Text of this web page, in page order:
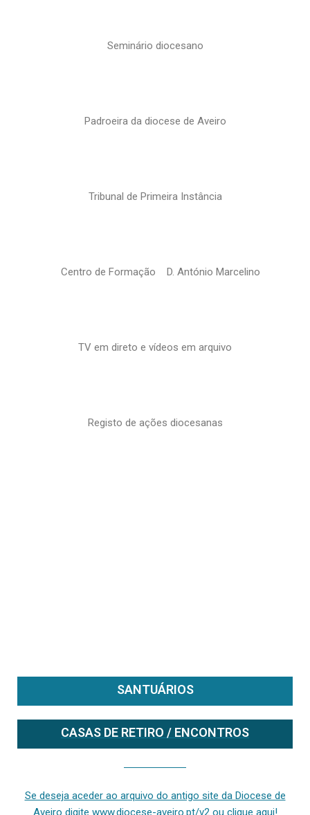
Seminário diocesano
Padroeira da diocese de Aveiro
Tribunal de Primeira Instância
Centro de Formação D. António Marcelino
TV em direto e vídeos em arquivo
Registo de ações diocesanas
SANTUÁRIOS
CASAS DE RETIRO / ENCONTROS
Se deseja aceder ao arquivo do antigo site da Diocese de
Aveiro digite www.diocese-aveiro.pt/v2 ou clique aqui!